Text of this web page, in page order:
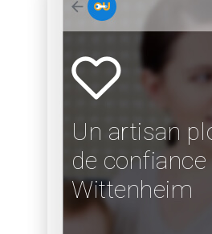
Un artisan
de confiance
Wittenheim